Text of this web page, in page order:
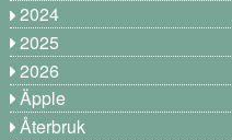
2024
2025
2026
Äpple
Återbruk